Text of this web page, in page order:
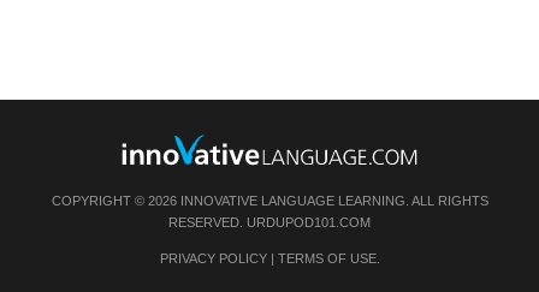
COPYRIGHT © 2026 INNOVATIVE LANGUAGE LEARNING. ALL RIGHTS
RESERVED. URDUPOD101.COM
PRIVACY POLICY| TERMS OF USE.